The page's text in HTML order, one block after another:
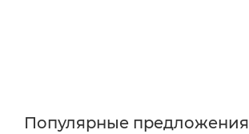
Популярные предложения